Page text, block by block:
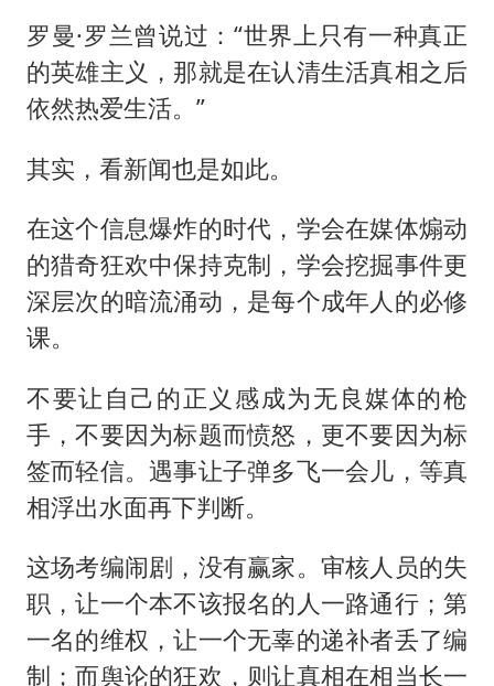
罗曼·罗兰曾说过：“世界上只有一种真正
的英雄主义，那就是在认清生活真相之后
依然热爱生活。”
其实，看新闻也是如此。
在这个信息爆炸的时代，学会在媒体煽动
的猎奇狂欢中保持克制，学会挖掘事件更
深层次的暗流涌动，是每个成年人的必修
课。
不要让自己的正义感成为无良媒体的枪
手，不要因为标题而愤怒，更不要因为标
签而轻信。遇事让子弹多飞一会儿，等真
相浮出水面再下判断。
这场考编闹剧，没有赢家。审核人员的失
职，让一个本不该报名的人一路通行；第
一名的维权，让一个无辜的递补者丢了编
制；而舆论的狂欢，则让真相在相当长一